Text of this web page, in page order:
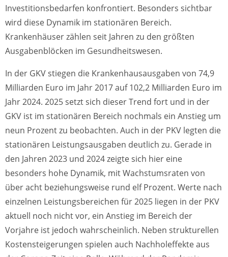
Investitionsbedarfen konfrontiert. Besonders sichtbar
wird diese Dynamik im stationären Bereich.
Krankenhäuser zählen seit Jahren zu den größten
Ausgabenblöcken im Gesundheitswesen.
In der GKV stiegen die Krankenhausausgaben von 74,9
Milliarden Euro im Jahr 2017 auf 102,2 Milliarden Euro im
Jahr 2024. 2025 setzt sich dieser Trend fort und in der
GKV ist im stationären Bereich nochmals ein Anstieg um
neun Prozent zu beobachten. Auch in der PKV legten die
stationären Leistungsausgaben deutlich zu. Gerade in
den Jahren 2023 und 2024 zeigte sich hier eine
besonders hohe Dynamik, mit Wachstumsraten von
über acht beziehungsweise rund elf Prozent. Werte nach
einzelnen Leistungsbereichen für 2025 liegen in der PKV
aktuell noch nicht vor, ein Anstieg im Bereich der
Vorjahre ist jedoch wahrscheinlich. Neben strukturellen
Kostensteigerungen spielen auch Nachholeffekte aus